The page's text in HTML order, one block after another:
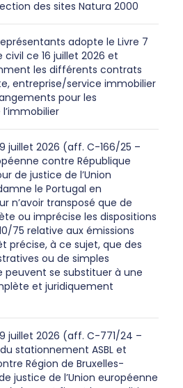
des sites Natura 2000
adopte le Livre 7
ce 16 juillet 2026 et
les différents contrats
entreprise/service immobilier
pour les
juillet 2026 (aff. C-166/25 –
contre République
de justice de l’Union
le Portugal en
n’avoir transposé que de
ou imprécise les dispositions
75 relative aux émissions
précise, à ce sujet, que des
ou de simples
peuvent se substituer à une
et juridiquement
juillet 2026 (aff. C-771/24 –
stationnement ASBL et
Région de Bruxelles-
justice de l’Union européenne